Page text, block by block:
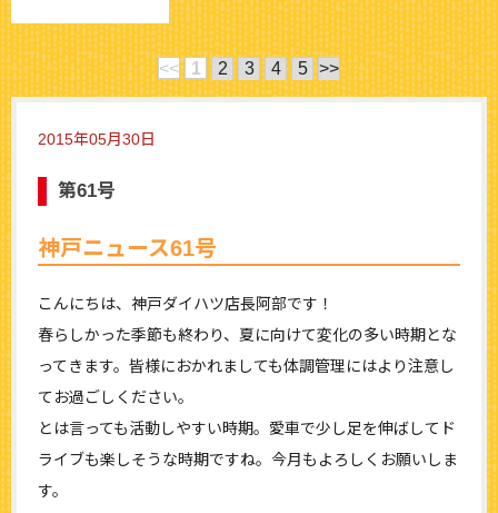
<< 1 2 3 4 5 >>
2015年05月30日
第61号
神戸ニュース61号
こんにちは、神戸ダイハツ店長阿部です！
春らしかった季節も終わり、夏に向けて変化の多い時期とな
ってきます。皆様におかれましても体調管理にはより注意し
てお過ごしください。
とは言っても活動しやすい時期。愛車で少し足を伸ばしてド
ライブも楽しそうな時期ですね。今月もよろしくお願いしま
す。